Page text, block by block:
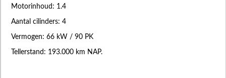
Motorinhoud: 1.4
Aantal cilinders: 4
Vermogen: 66 kW / 90 PK
Tellerstand: 193.000 km NAP.